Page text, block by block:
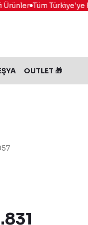
Tüm Türkiye'ye
OUTLET 🎁